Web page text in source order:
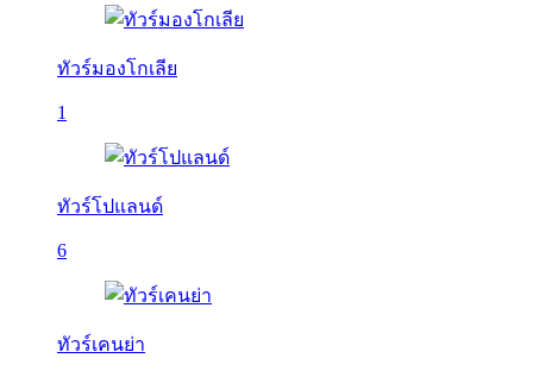
ทัวร์มองโกเลีย
1
ทัวร์โปแลนด์
6
ทัวร์เคนย่า